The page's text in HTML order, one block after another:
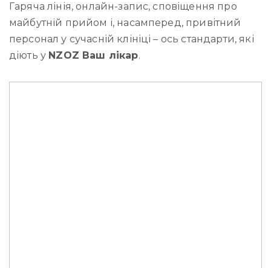
Гаряча лінія, онлайн-запис, сповіщення про
майбутній прийом і, насамперед, привітний
персонал у сучасній клініці – ось стандарти, які
діють у NZOZ Ваш лікар.